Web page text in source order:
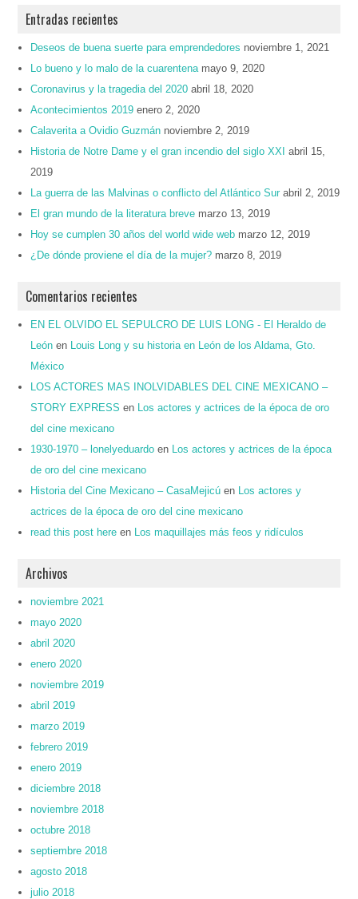
Entradas recientes
Deseos de buena suerte para emprendedores noviembre 1, 2021
Lo bueno y lo malo de la cuarentena mayo 9, 2020
Coronavirus y la tragedia del 2020 abril 18, 2020
Acontecimientos 2019 enero 2, 2020
Calaverita a Ovidio Guzmán noviembre 2, 2019
Historia de Notre Dame y el gran incendio del siglo XXI
abril 15,
2019
La guerra de las Malvinas o conflicto del Atlántico Sur abril 2, 2019
El gran mundo de la literatura breve marzo 13, 2019
Hoy se cumplen 30 años del world wide web marzo 12, 2019
¿De dónde proviene el día de la mujer? marzo 8, 2019
Comentarios recientes
EN EL OLVIDO EL SEPULCRO DE LUIS LONG - El Heraldo de
León en
Louis Long y su historia en León de los Aldama, Gto.
México
LOS ACTORES MAS INOLVIDABLES DEL CINE MEXICANO –
STORY EXPRESS en
Los actores y actrices de la época de oro
del cine mexicano
1930-1970 – lonelyeduardo en
Los actores y actrices de la época
de oro del cine mexicano
Historia del Cine Mexicano – CasaMejicú en
Los actores y
actrices de la época de oro del cine mexicano
read this post here en Los maquillajes más feos y ridículos
Archivos
noviembre 2021
mayo 2020
abril 2020
enero 2020
noviembre 2019
abril 2019
marzo 2019
febrero 2019
enero 2019
diciembre 2018
noviembre 2018
octubre 2018
septiembre 2018
agosto 2018
julio 2018